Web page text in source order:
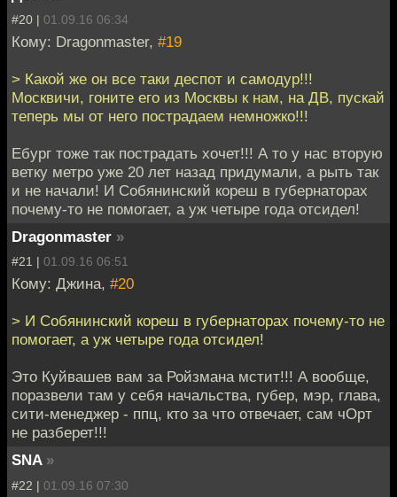
#20 | 01.09.16 06:34
Кому: Dragonmaster, #19
> Какой же он все таки деспот и самодур!!!
Москвичи, гоните его из Москвы к нам, на ДВ, пускай
теперь мы от него пострадаем немножко!!!
Ебург тоже так пострадать хочет!!! А то у нас вторую
ветку метро уже 20 лет назад придумали, а рыть так
и не начали! И Собянинский кореш в губернаторах
почему-то не помогает, а уж четыре года отсидел!
Dragonmaster »
#21 | 01.09.16 06:51
Кому: Джина, #20
> И Собянинский кореш в губернаторах почему-то не
помогает, а уж четыре года отсидел!
Это Куйвашев вам за Ройзмана мстит!!! А вообще,
поразвели там у себя начальства, губер, мэр, глава,
сити-менеджер - ппц, кто за что отвечает, сам чОрт
не разберет!!!
SNA »
#22 | 01.09.16 07:30